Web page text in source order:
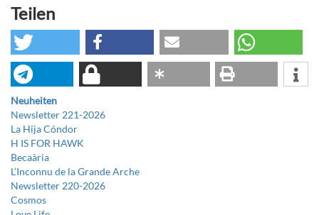
Teilen
Neuheiten
Newsletter 221-2026
La Hija Cóndor
H IS FOR HAWK
Becaària
L’Inconnu de la Grande Arche
Newsletter 220-2026
Cosmos